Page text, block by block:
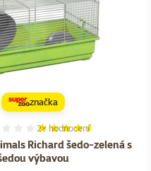
Richard šedo-zelená s
výbavou
Hodnocení 90%, počet
2× hodnocení
značka